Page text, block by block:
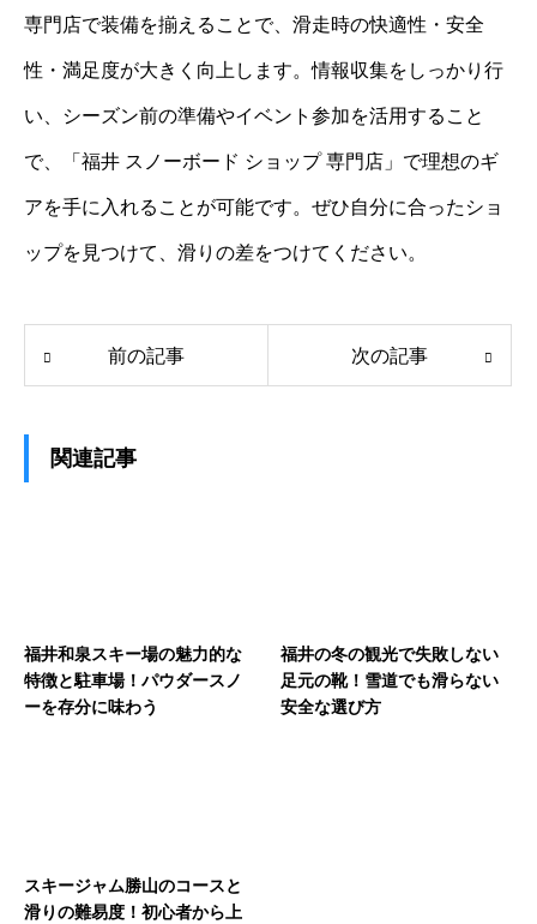
専門店で装備を揃えることで、滑走時の快適性・安全
性・満足度が大きく向上します。情報収集をしっかり行
い、シーズン前の準備やイベント参加を活用すること
で、「福井 スノーボード ショップ 専門店」で理想のギ
アを手に入れることが可能です。ぜひ自分に合ったショ
ップを見つけて、滑りの差をつけてください。
前の記事 次の記事
関連記事
福井和泉スキー場の魅力的な
特徴と駐車場！パウダースノ
ーを存分に味わう
福井の冬の観光で失敗しない
足元の靴！雪道でも滑らない
安全な選び方
スキージャム勝山のコースと
滑りの難易度！初心者から上